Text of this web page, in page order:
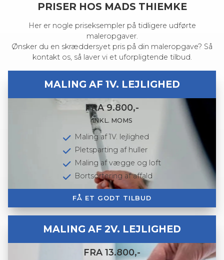
PRISER HOS MADS THIEMKE
Her er nogle priseksempler på tidligere udførte
maleropgaver.
Ønsker du en skræddersyet pris på din maleropgave? Så
kontakt os, så laver vi et uforpligtende tilbud.
MALING AF 1V. LEJLIGHED
FRA 9.800,-
INKL. MOMS
Maling af 1V. lejlighed
Pletsparting af huller
Maling af vægge og loft
Bortsortering af affald
FÅ ET GODT TILBUD
MALING AF 2V. LEJLIGHED
FRA 13.800,-